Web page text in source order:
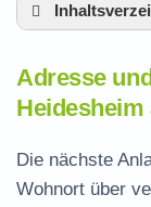
Termin
Adresse
Heidesheim
Die nächste
Wohnort über